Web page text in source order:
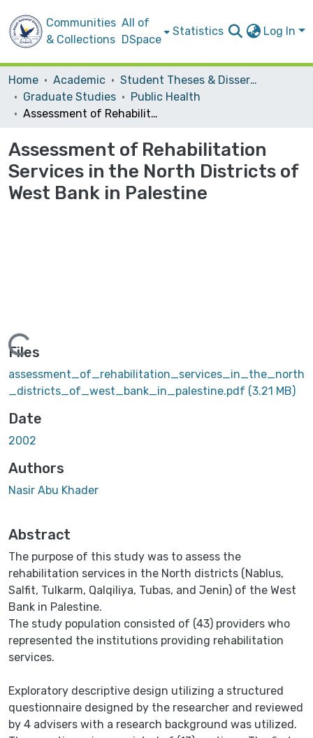
Communities
& Collections
All of
DSpace
Statistics Log In
Home Academic
Student Theses & Dissertations
Graduate Studies
Public Health
Assessment of Rehabilitation Services in the North Districts of West Bank in Palestine
Assessment of Rehabilitation
Services in the North Districts of
West Bank in Palestine
Files
assessment_of_rehabilitation_services_in_the_north
_districts_of_west_bank_in_palestine.pdf (3.21 MB)
Date
2002
Authors
Nasir Abu Khader
Abstract
The purpose of this study was to assess the
rehabilitation services in the North districts (Nablus,
Salfit, Tulkarm, Qalqiliya, Tubas, and Jenin) of the West
Bank in Palestine.
The study population consisted of (43) providers who
represented the institutions providing rehabilitation
services.
Exploratory descriptive design utilizing a structured
questionnaire designed by the researcher and reviewed
by 4 advisers with a research background was utilized.